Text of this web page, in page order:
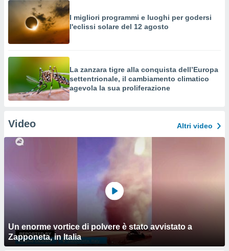
I migliori programmi e luoghi per godersi
l'eclissi solare del 12 agosto
La zanzara tigre alla conquista dell’Europa
settentrionale, il cambiamento climatico
agevola la sua proliferazione
Video Altri video
Un enorme vortice di polvere è stato avvistato a
Zapponeta, in Italia